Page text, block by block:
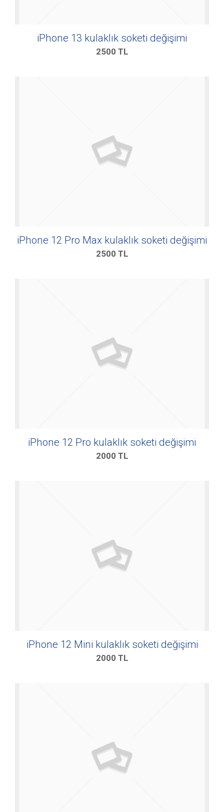
iPhone 13 kulaklık soketi değişimi
2500 TL
iPhone 12 Pro Max kulaklık soketi değişimi
2500 TL
iPhone 12 Pro kulaklık soketi değişimi
2000 TL
iPhone 12 Mini kulaklık soketi değişimi
2000 TL